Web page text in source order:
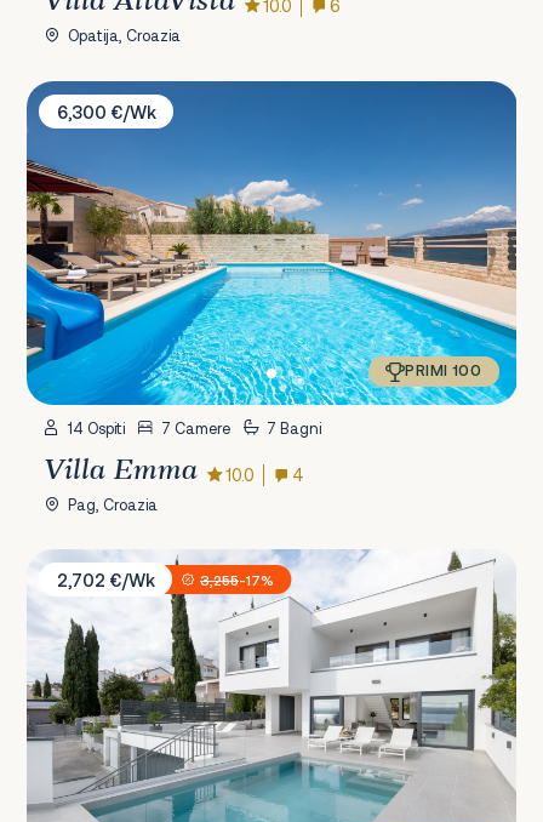
10.0 6
Opatija, Croazia
Villa Emma
6,300 €/Wk
PRIMI 100
14 Ospiti 7 Camere 7 Bagni
Villa Emma 10.0 4
Pag, Croazia
Villa XeMa
2,702 €/Wk
3,255-17%